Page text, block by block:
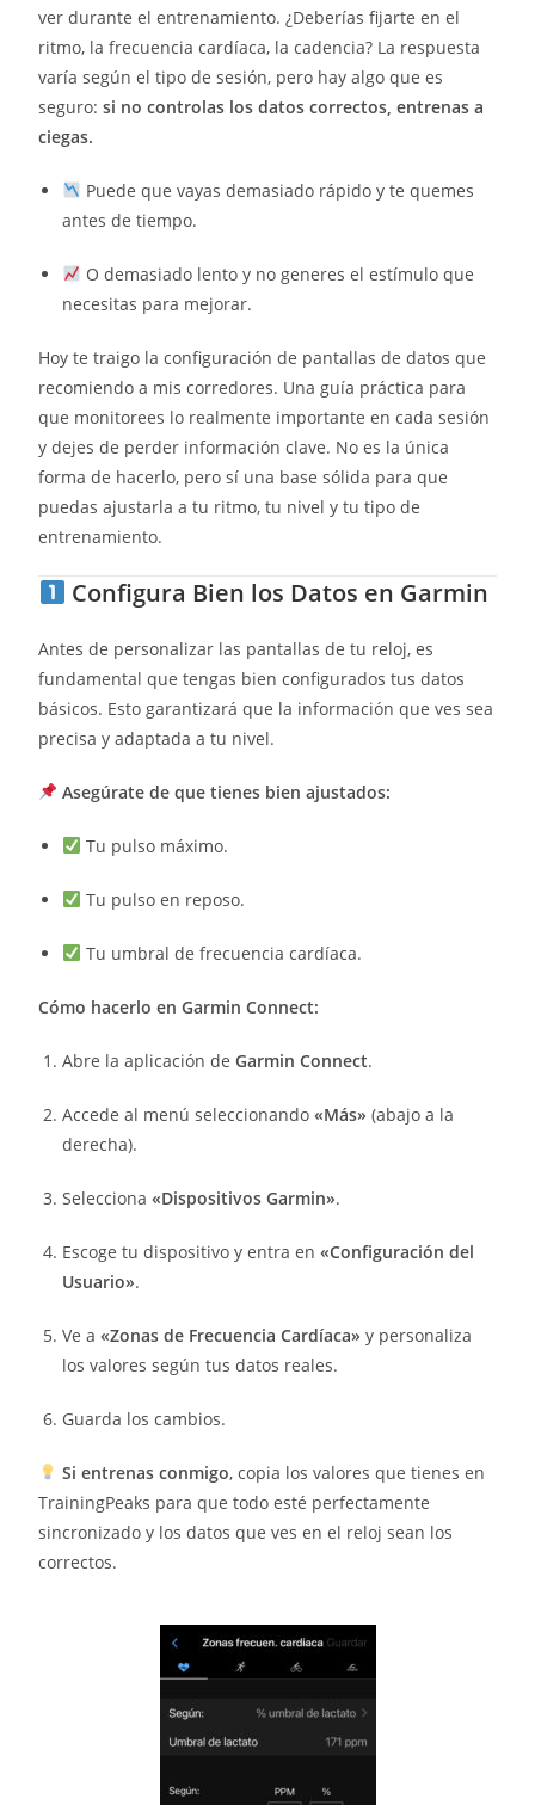
ver durante el entrenamiento. ¿Deberías fijarte en el
ritmo, la frecuencia cardíaca, la cadencia? La respuesta
varía según el tipo de sesión, pero hay algo que es
seguro:si no controlas los datos correctos, entrenas a
ciegas.
Puede que vayas demasiado rápido y te quemes
antes de tiempo.
O demasiado lento y no generes el estímulo que
necesitas para mejorar.
Hoy te traigo la configuración de pantallas de datos que
recomiendo a mis corredores. Una guía práctica para
que monitorees lo realmente importante en cada sesión
y dejes de perder información clave. No es la única
forma de hacerlo, pero sí una base sólida para que
puedas ajustarla a tu ritmo, tu nivel y tu tipo de
entrenamiento.
Configura Bien los Datos en Garmin
Antes de personalizar las pantallas de tu reloj, es
fundamental que tengas bien configurados tus datos
básicos. Esto garantizará que la información que ves sea
precisa y adaptada a tu nivel.
Asegúrate de que tienes bien ajustados:
Tu pulso máximo.
Tu pulso en reposo.
Tu umbral de frecuencia cardíaca.
Cómo hacerlo en Garmin Connect:
Abre la aplicación deGarmin Connect.
Accede al menú seleccionando«Más» (abajo a la
derecha).
Selecciona«Dispositivos Garmin».
Escoge tu dispositivo y entra en«Configuración del
Usuario».
Ve a«Zonas de Frecuencia Cardíaca» y personaliza
los valores según tus datos reales.
Guarda los cambios.
Si entrenas conmigo, copia los valores que tienes en
TrainingPeaks para que todo esté perfectamente
sincronizado y los datos que ves en el reloj sean los
correctos.